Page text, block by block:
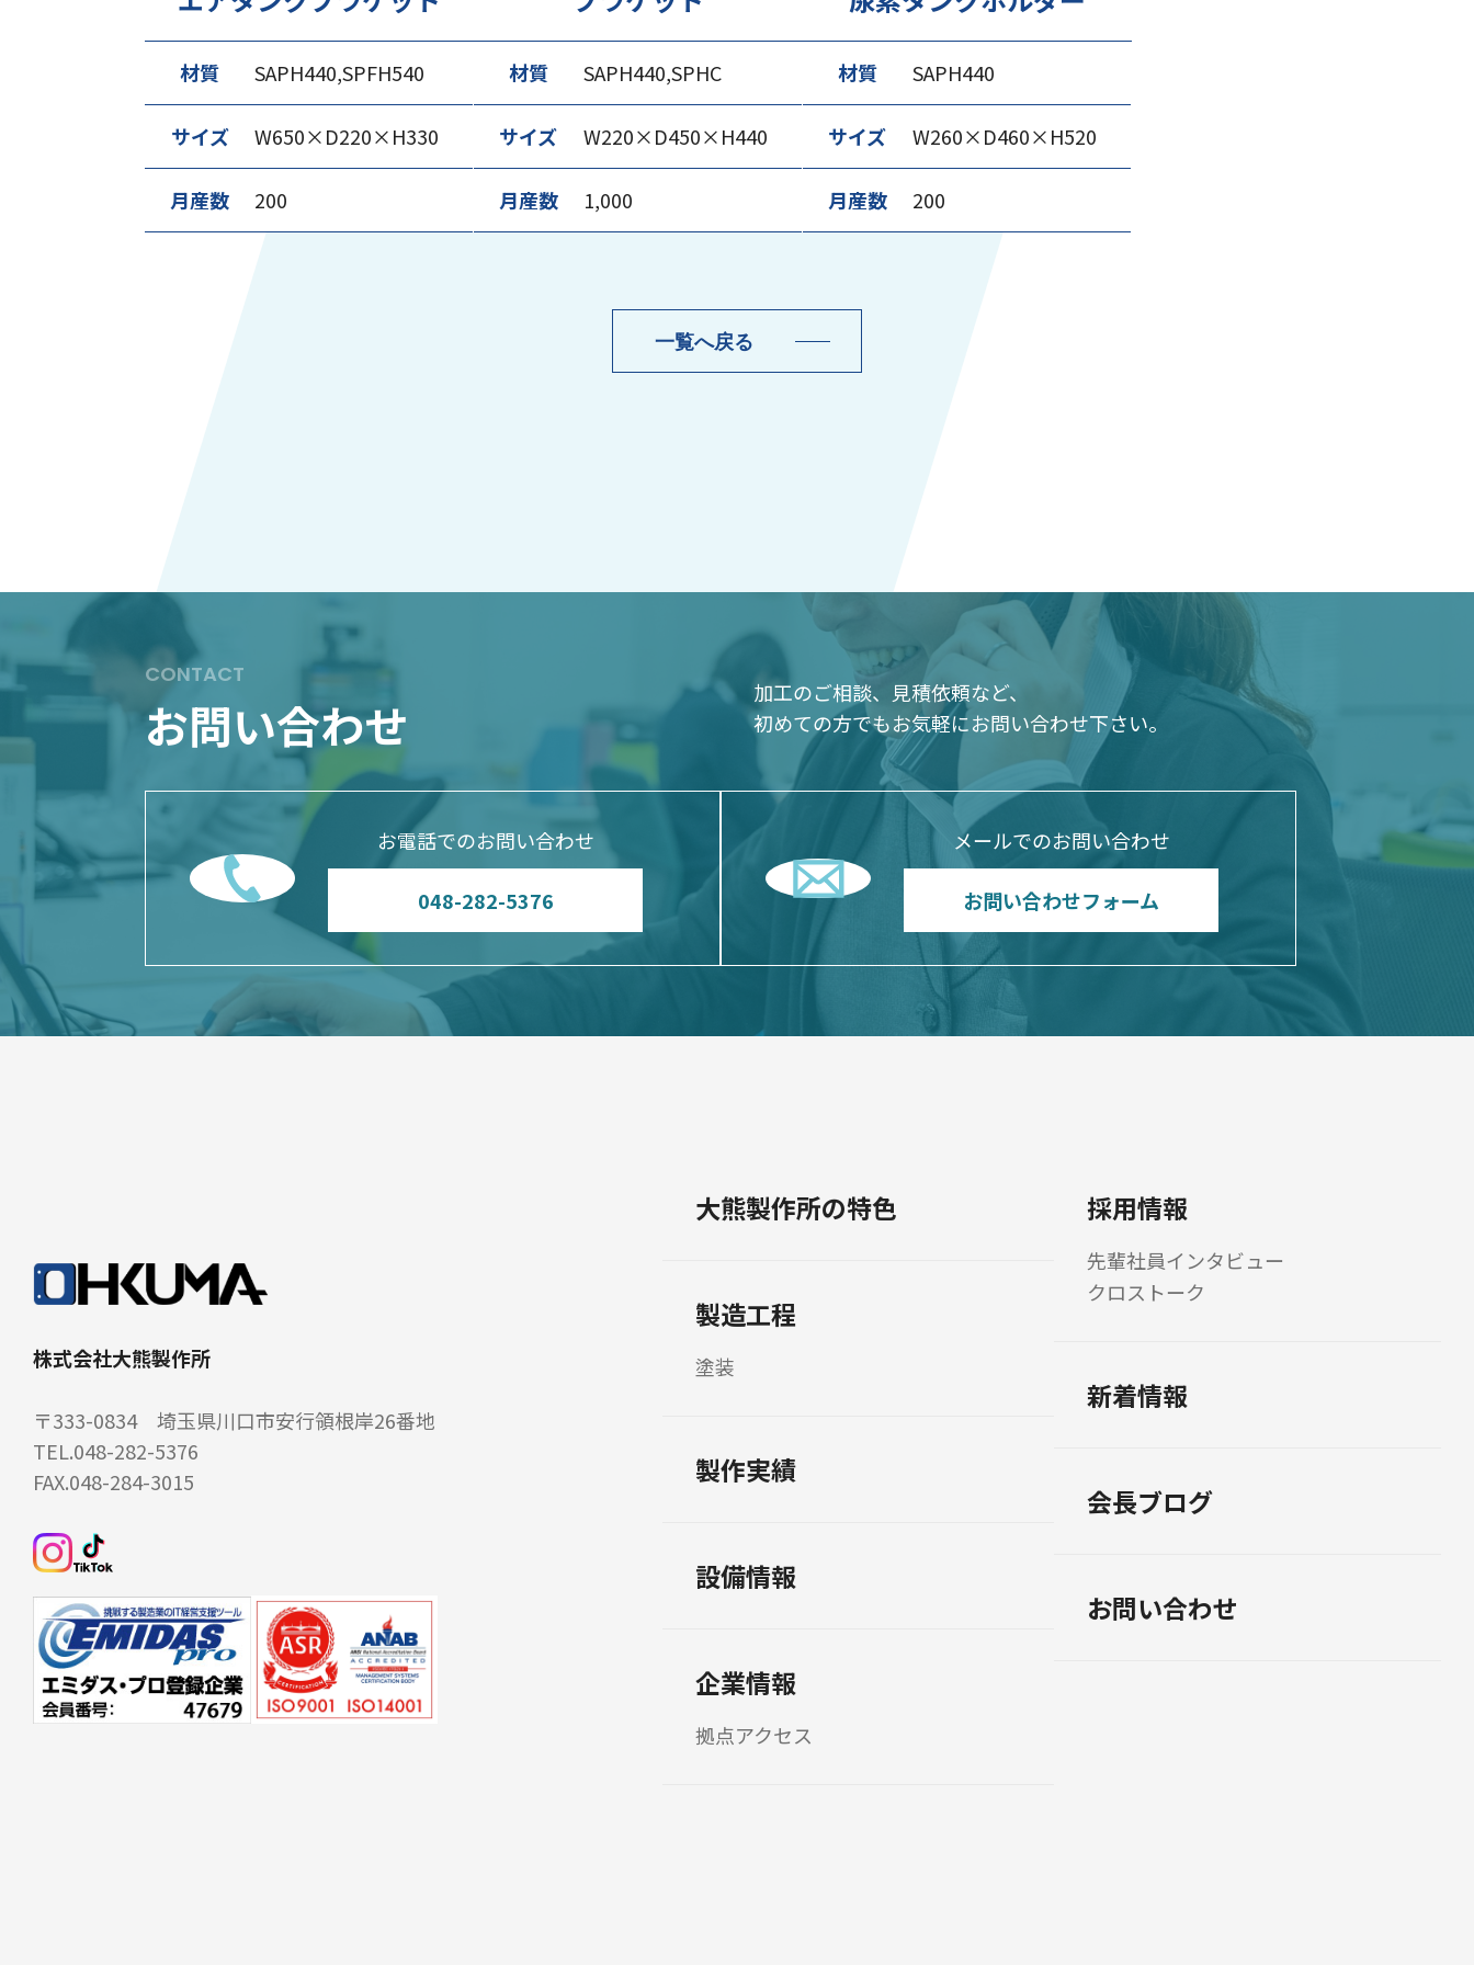
材質 SAPH440,SPFH540
サイズ W650×D220×H330
月産数 200
材質 SAPH440,SPHC
サイズ W220×D450×H440
月産数 1,000
材質 SAPH440
サイズ W260×D460×H520
月産数 200
一覧へ戻る
CONTACT
お問い合わせ
加工のご相談、見積依頼など、
初めての方でもお気軽にお問い合わせ下さい。
お電話でのお問い合わせ
048-282-5376
メールでのお問い合わせ
お問い合わせフォーム
株式会社大熊製作所
〒333-0834 埼玉県川口市安行領根岸26番地
TEL.048-282-5376
FAX.048-284-3015
大熊製作所の特色
製造工程
塗装
製作実績
設備情報
企業情報
拠点アクセス
採用情報
先輩社員インタビュー
クロストーク
新着情報
会長ブログ
お問い合わせ